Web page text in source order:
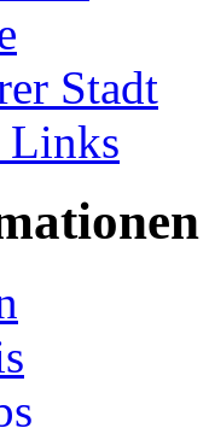
Stadt
Links